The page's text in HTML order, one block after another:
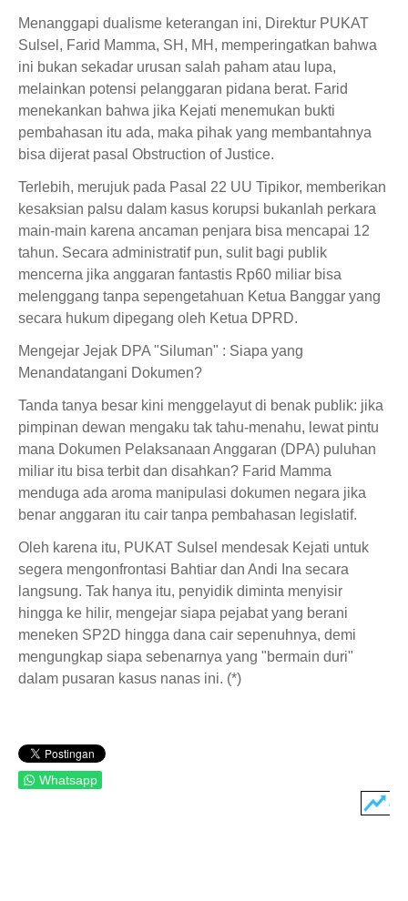
Menanggapi dualisme keterangan ini, Direktur PUKAT
Sulsel, Farid Mamma, SH, MH, memperingatkan bahwa
ini bukan sekadar urusan salah paham atau lupa,
melainkan potensi pelanggaran pidana berat. Farid
menekankan bahwa jika Kejati menemukan bukti
pembahasan itu ada, maka pihak yang membantahnya
bisa dijerat pasal Obstruction of Justice.
Terlebih, merujuk pada Pasal 22 UU Tipikor, memberikan
kesaksian palsu dalam kasus korupsi bukanlah perkara
main-main karena ancaman penjara bisa mencapai 12
tahun. Secara administratif pun, sulit bagi publik
mencerna jika anggaran fantastis Rp60 miliar bisa
melenggang tanpa sepengetahuan Ketua Banggar yang
secara hukum dipegang oleh Ketua DPRD.
Mengejar Jejak DPA "Siluman" : Siapa yang
Menandatangani Dokumen?
Tanda tanya besar kini menggelayut di benak publik: jika
pimpinan dewan mengaku tak tahu-menahu, lewat pintu
mana Dokumen Pelaksanaan Anggaran (DPA) puluhan
miliar itu bisa terbit dan disahkan? Farid Mamma
menduga ada aroma manipulasi dokumen negara jika
benar anggaran itu cair tanpa pembahasan legislatif.
Oleh karena itu, PUKAT Sulsel mendesak Kejati untuk
segera mengonfrontasi Bahtiar dan Andi Ina secara
langsung. Tak hanya itu, penyidik diminta menyisir
hingga ke hilir, mengejar siapa pejabat yang berani
meneken SP2D hingga dana cair sepenuhnya, demi
mengungkap siapa sebenarnya yang "bermain duri"
dalam pusaran kasus nanas ini. (*)
Whatsapp